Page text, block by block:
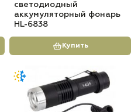
светодиодный
аккумуляторный фонарь
HL-6838
Купить